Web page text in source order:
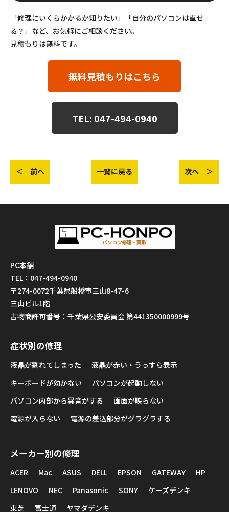
「修理にいくらかかるか知りたい」「自分のパソコンは直せ
る？」など、お気軽にご相談ください。
見積もりは無料です。
無料見積もりはこちら
TEL: 047-494-0940
＜ 前へ 一覧に戻る 次へ ＞
PC本舗
TEL：047-494-0940
〒274-0072千葉県船橋市三山8-47-6
三山ビル1階
古物商許可番号：千葉県公安委員会 第441350000999号
症状別の修理
液晶が割れてしまった
液晶が赤い・うっすら表示
キーボードが効かない
パソコンが起動しない
パソコン内部から異音がする
画面が映らない
電源が入らない
電源の差込部分がグラグラする
メーカー別の修理
ACER Mac ASUS DELL EPSON GATEWAY
HP
LENOVO
NEC Panasonic SONY
ケーズデンキ
東芝
富士通 ヤマダデンキ